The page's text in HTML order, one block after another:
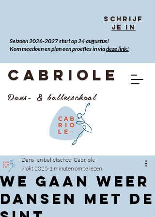
CABRIOLE
Dans- & balletschool
Schrijf
je in
Seizoen2026-2027start op 24 augustus!
Kom meedoen en plan een proefles in viadeze link!
We gaan weer
dansen met de
Dans- en balletschool Cabriole
7 okt 2025 1 minuten om te lezen